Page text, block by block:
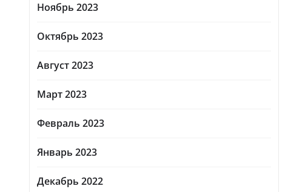
Ноябрь 2023
Октябрь 2023
Август 2023
Март 2023
Февраль 2023
Январь 2023
Декабрь 2022